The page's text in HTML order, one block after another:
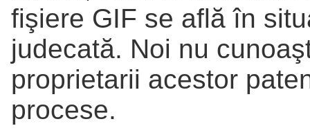
fişiere GIF se află în
judecată. Noi nu
proprietarii acestor
procese.